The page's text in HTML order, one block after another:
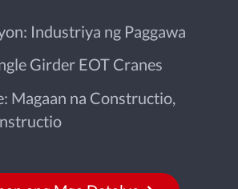
Industriya ng Paggawa
Girder EOT Cranes
Magaan na Constructio,